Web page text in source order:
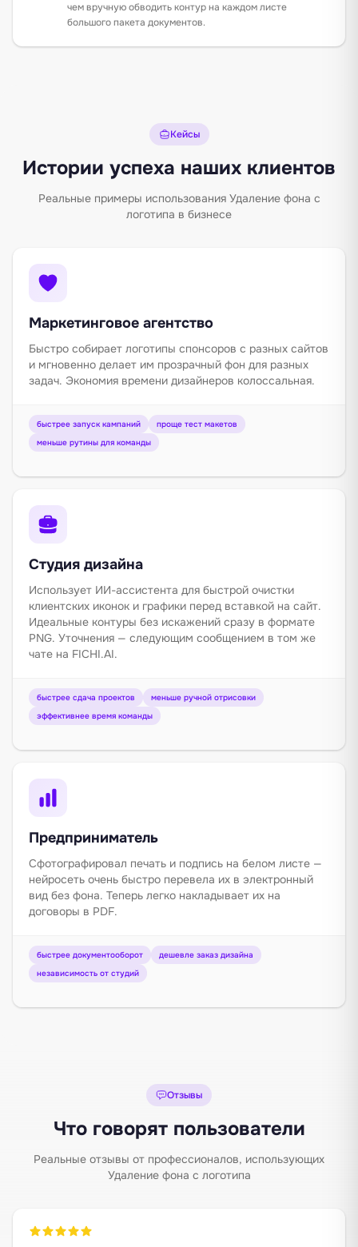
чем вручную обводить контур на каждом листе
большого пакета документов.
Кейсы
Истории успеха наших клиентов
Реальные примеры использования Удаление фона с
логотипа в бизнесе
Маркетинговое агентство
Быстро собирает логотипы спонсоров с разных сайтов
и мгновенно делает им прозрачный фон для разных
задач. Экономия времени дизайнеров колоссальная.
быстрее запуск кампаний
проще тест макетов
меньше рутины для команды
Студия дизайна
Использует ИИ-ассистента для быстрой очистки
клиентских иконок и графики перед вставкой на сайт.
Идеальные контуры без искажений сразу в формате
PNG. Уточнения — следующим сообщением в том же
чате на FICHI.AI.
быстрее сдача проектов
меньше ручной отрисовки
эффективнее время команды
Предприниматель
Сфотографировал печать и подпись на белом листе —
нейросеть очень быстро перевела их в электронный
вид без фона. Теперь легко накладывает их на
договоры в PDF.
быстрее документооборот
дешевле заказ дизайна
независимость от студий
Отзывы
Что говорят пользователи
Реальные отзывы от профессионалов, использующих
Удаление фона с логотипа